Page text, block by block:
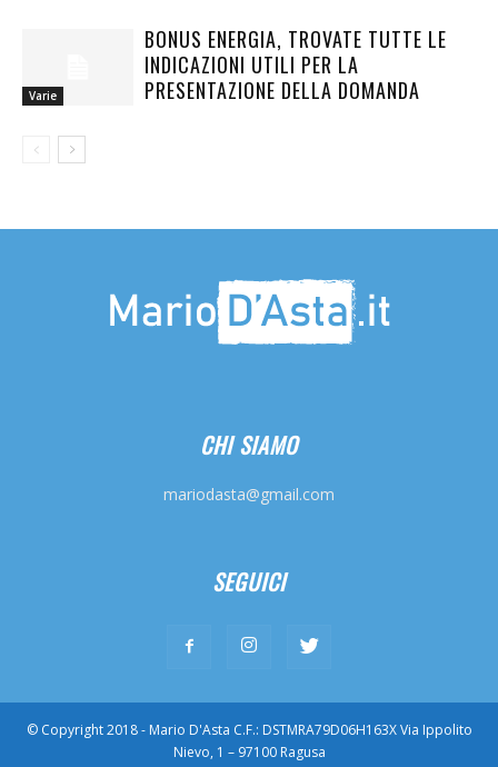
Varie
BONUS ENERGIA, TROVATE TUTTE LE
INDICAZIONI UTILI PER LA
PRESENTAZIONE DELLA DOMANDA
CHI SIAMO
mariodasta@gmail.com
SEGUICI
© Copyright 2018 - Mario D'Asta C.F.: DSTMRA79D06H163X Via Ippolito
Nievo, 1 – 97100 Ragusa